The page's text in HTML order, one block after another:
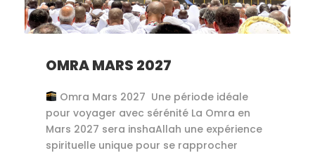
OMRA MARS 2027
Omra Mars 2027 Une période idéale
pour voyager avec sérénité La Omra en
Mars 2027 sera inshaAllah une expérience
spirituelle unique pour se rapprocher